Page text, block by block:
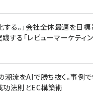
する。」会社全体最適を目
する「レビューマーケティ
潮流をAIで勝ち抜く。事例で
功法則とEC構築術